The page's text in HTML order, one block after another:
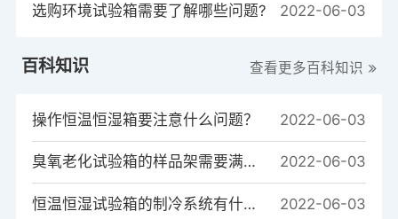
选购环境试验箱需要了解哪些问题? 2022-06-03
百科知识 查看更多百科知识
操作恒温恒湿箱要注意什么问题？ 2022-06-03
臭氧老化试验箱的样品架需要满足哪些条件? 2022-06-03
恒温恒湿试验箱的制冷系统有什么作用？ 2022-06-03